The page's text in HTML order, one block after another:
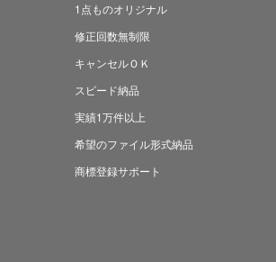
1点ものオリジナル
修正回数無制限
キャンセルＯＫ
スピード納品
実績1万件以上
希望のファイル形式納品
商標登録サポート